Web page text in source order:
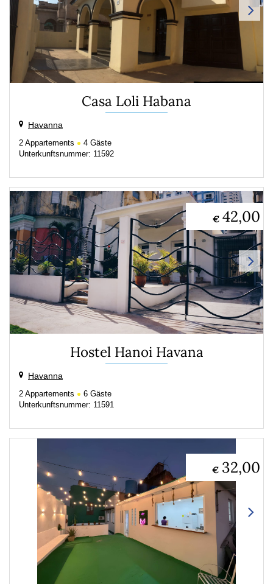
Casa Loli Habana
Havanna
2 Appartements 4 Gäste
Unterkunftsnummer: 11592
42,00
€
Hostel Hanoi Havana
Havanna
2 Appartements 6 Gäste
Unterkunftsnummer: 11591
32,00
€